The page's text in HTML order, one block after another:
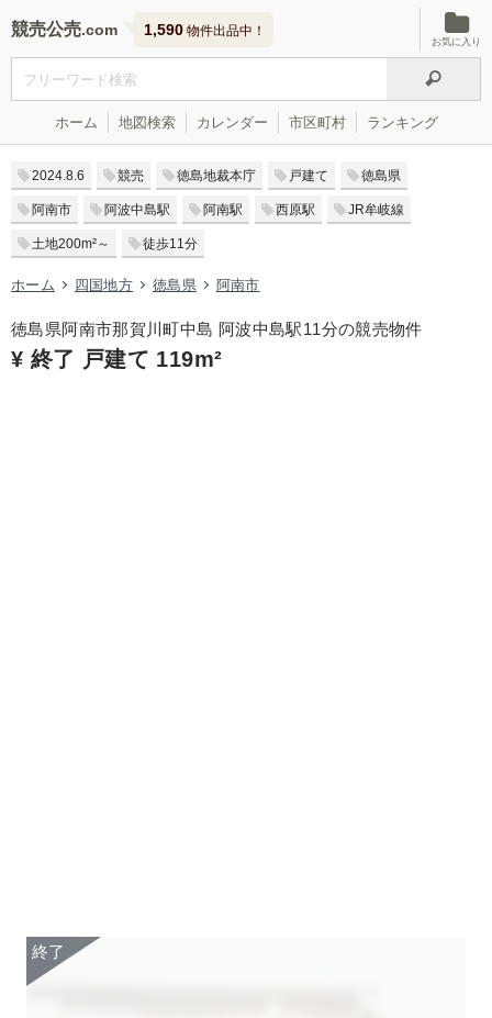
競売公売 1,590 物件出品中！
お気に入り
ホーム 地図検索 カレンダー 市区町村 ランキング
2024.8.6 競売 徳島地裁本庁 戸建て 徳島県
阿南市 阿波中島駅 阿南駅 西原駅 JR牟岐線
土地200m²～ 徒歩11分
ホーム 四国地方 徳島県 阿南市
徳島県阿南市那賀川町中島 阿波中島駅11分の競売物件
¥ 終了 戸建て 119m²